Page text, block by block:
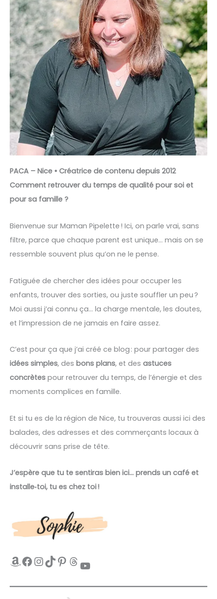
PACA – Nice • Créatrice de contenu depuis 2012
Comment retrouver du temps de qualité pour soi et
pour sa famille ?
Bienvenue sur Maman Pipelette ! Ici, on parle vrai, sans
filtre, parce que chaque parent est unique… mais on se
ressemble souvent plus qu’on ne le pense.
Fatiguée de chercher des idées pour occuper les
enfants, trouver des sorties, ou juste souffler un peu ?
Moi aussi j’ai connu ça… la charge mentale, les doutes,
et l’impression de ne jamais en faire assez.
C’est pour ça que j’ai créé ce blog : pour partager des
idées simples, des bons plans, et des astuces
concrètes pour retrouver du temps, de l’énergie et des
moments complices en famille.
Et si tu es de la région de Nice, tu trouveras aussi ici des
balades, des adresses et des commerçants locaux à
découvrir sans prise de tête.
J’espère que tu te sentiras bien ici… prends un café et
installe‑toi, tu es chez toi !
Amazon Facebook InstagramTikTok Pinterest Threads YouTube